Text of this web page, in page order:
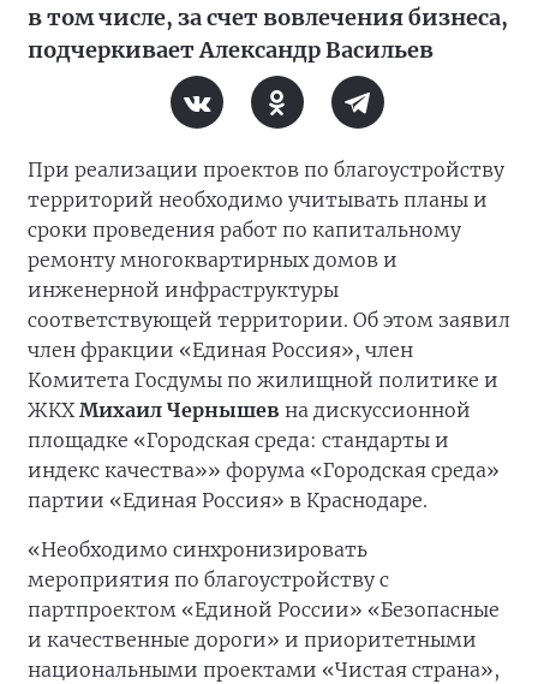
в том числе, за счет вовлечения бизнеса,
подчеркивает Александр Васильев
При реализации проектов по благоустройству
территорий необходимо учитывать планы и
сроки проведения работ по капитальному
ремонту многоквартирных домов и
инженерной инфраструктуры
соответствующей территории. Об этом заявил
член фракции «Единая Россия», член
Комитета Госдумы по жилищной политике и
ЖКХМихаил Чернышев на дискуссионной
площадке «Городская среда: стандарты и
индекс качества»» форума «Городская среда»
партии «Единая Россия» в Краснодаре.
«Необходимо синхронизировать
мероприятия по благоустройству с
партпроектом «Единой России» «Безопасные
и качественные дороги» и приоритетными
национальными проектами «Чистая страна»,